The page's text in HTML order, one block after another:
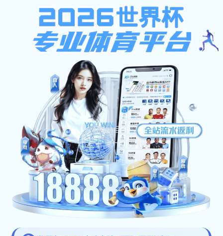
pc加拿大预算预测飞飞
网站首页 学校概况 新闻资讯 机构设置